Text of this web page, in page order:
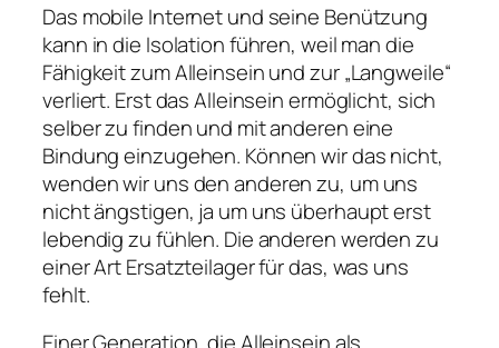
Das mobile Internet und seine Benützung
kann in die Isolation führen, weil man die
Fähigkeit zum Alleinsein und zur „Langweile“
verliert. Erst das Alleinsein ermöglicht, sich
selber zu finden und mit anderen eine
Bindung einzugehen. Können wir das nicht,
wenden wir uns den anderen zu, um uns
nicht ängstigen, ja um uns überhaupt erst
lebendig zu fühlen. Die anderen werden zu
einer Art Ersatzteilager für das, was uns
fehlt.